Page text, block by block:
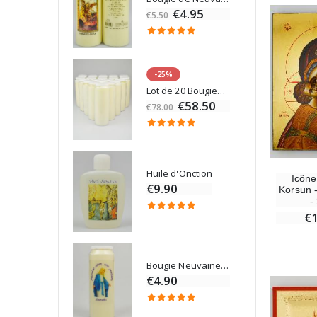
Korsun
-
€5.50 €4.95
-25%
Lot de 20 Bougies de Neuvaine Blanches
€78.00 €58.50
Huile d'Onction
€9.90
Bougie Neuvaine pour une Guérison - 17.5cm
€4.90